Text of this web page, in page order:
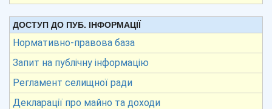
ДОСТУП ДО ПУБ. ІНФОРМАЦІЇ
Нормативно-правова база
Запит на публічну інформацію
Регламент селищної ради
Декларації про майно та доходи